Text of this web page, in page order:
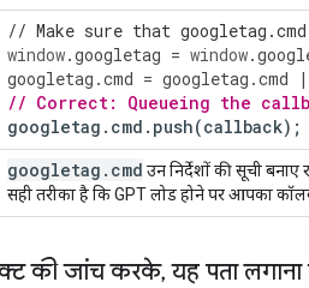
// Make sure that
window.googletag = window.
googletag .cmd = googletag .cmd
// Correct: Queueing the
googletag . cmd . push(callback);
googletag . cmd उन निर्देशों की सूची
सही तरीका है कि GPT लोड होने पर आपका
की जांच करके, यह पता लगाना